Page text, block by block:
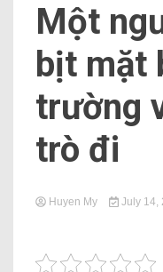
Một
bịt mặt
trường
trò đi
Huyen My July 14,